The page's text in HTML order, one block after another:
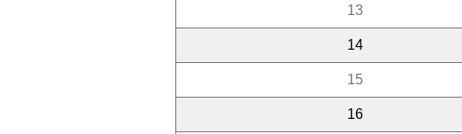
13
14
15
16